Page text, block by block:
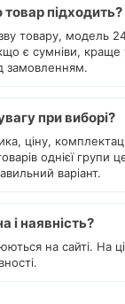
підходить?
товару, модель
є сумніви, краще
замовленням.
при виборі?
ціну,
однієї групи
варіант.
і наявність?
на сайті. На